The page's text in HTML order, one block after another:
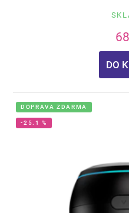
DO
DOPRAVA ZDARMA
-25.1 %